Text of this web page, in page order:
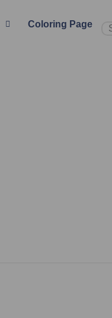
Coloring Page